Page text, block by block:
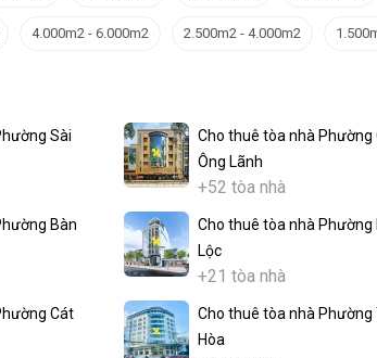
4.000m2 - 6.000m2 2.500m2 - 4.000m2
Sài
Cho thuê tòa nhà Phường
Ông Lãnh
+52 tòa nhà
Bàn
Cho thuê tòa nhà Phường
Lộc
+21 tòa nhà
Cát
Cho thuê tòa nhà Phường
Hòa